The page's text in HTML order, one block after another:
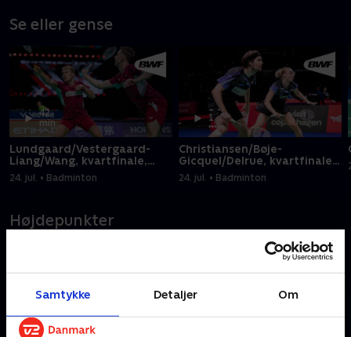
Samtykke Detaljer Om
Se eller gense
42
min
Lundgaard/Vestergaard-
Liang/Wang, kvartfinale,
China Open
24. jul. • Badminton
1 t.
1
min
Christiansen/Bøje-
Gicquel/Delrue, kvartfinale,
China Open
24. jul. • Badminton
Højdepunkter
min
min